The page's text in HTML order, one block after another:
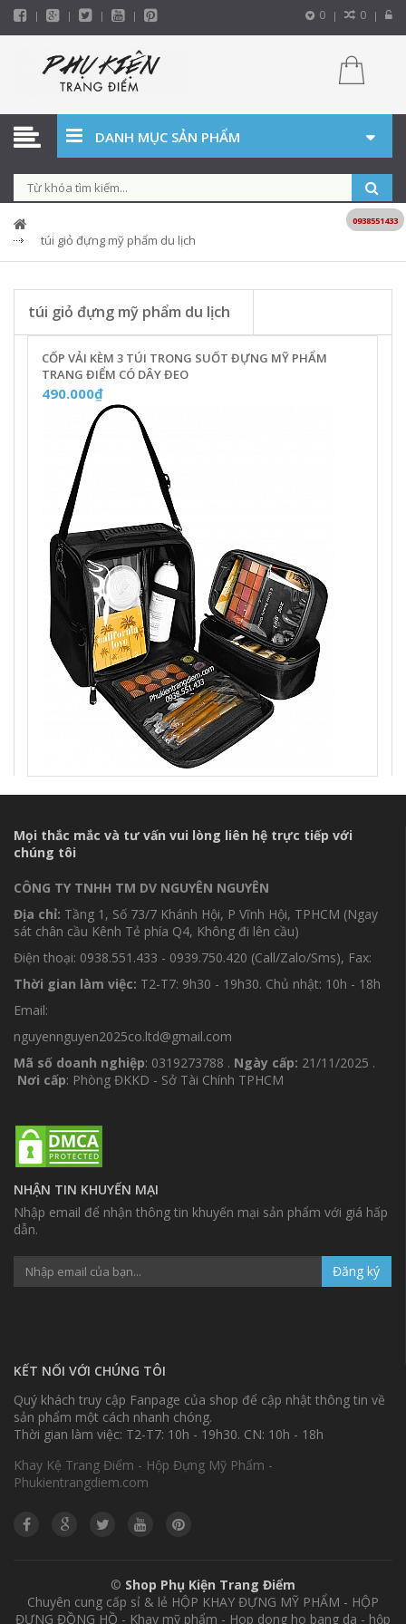
0 0
DANH MỤC SẢN PHẨM
túi giỏ đựng mỹ phẩm du lịch
túi giỏ đựng mỹ phẩm du lịch
CỐP VẢI KÈM 3 TÚI TRONG SUỐT ĐỰNG MỸ PHẨM
TRANG ĐIỂM CÓ DÂY ĐEO
490.000₫
Mọi thắc mắc và tư vấn vui lòng liên hệ trực tiếp với
chúng tôi
CÔNG TY TNHH TM DV NGUYÊN NGUYÊN
Địa chỉ: Tầng 1, Số 73/7 Khánh Hội, P Vĩnh Hội, TPHCM (Ngay
sát chân cầu Kênh Tẻ phía Q4, Không đi lên cầu)
Điện thoại: 0938.551.433 - 0939.750.420 (Call/Zalo/Sms), Fax:
Thời gian làm việc: T2-T7: 9h30 - 19h30. Chủ nhật: 10h - 18h
Email:
nguyennguyen2025co.ltd@gmail.com
Mã số doanh nghiệp: 0319273788 . Ngày cấp: 21/11/2025 .
Nơi cấp: Phòng ĐKKD - Sở Tài Chính TPHCM
NHẬN TIN KHUYẾN MẠI
Nhập email để nhận thông tin khuyến mại sản phẩm với giá hấp
dẫn.
Đăng ký
KẾT NỐI VỚI CHÚNG TÔI
Quý khách truy cập Fanpage của shop để cập nhật thông tin về
sản phẩm một cách nhanh chóng.
Thời gian làm việc: T2-T7: 10h - 19h30. CN: 10h - 18h
Khay Kệ Trang Điểm - Hộp Đựng Mỹ Phẩm -
Phukientrangdiem.com
© Shop Phụ Kiện Trang Điểm
Chuyên cung cấp sỉ & lẻ HỘP KHAY ĐỰNG MỸ PHẨM - HỘP
ĐỰNG ĐỒNG HỒ - Khay mỹ phẩm - Hop dong ho bang da - hộp
0938551433